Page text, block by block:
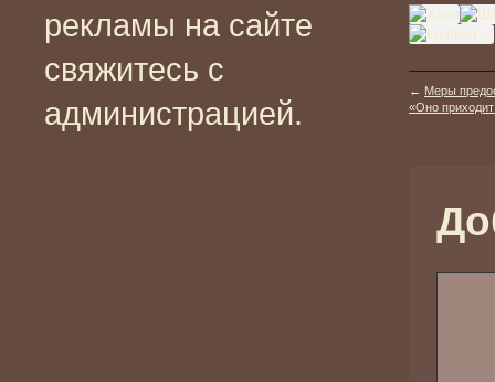
рекламы на сайте
свяжитесь с
администрацией.
← Меры
«Оно